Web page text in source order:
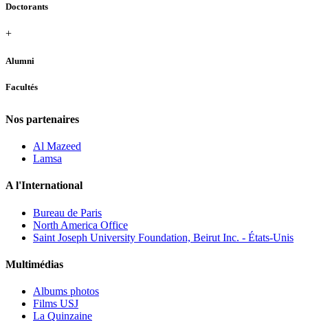
Doctorants
+
Alumni
Facultés
Nos partenaires
Al Mazeed
Lamsa
A l'International
Bureau de Paris
North America Office
Saint Joseph University Foundation, Beirut Inc. - États-Unis
Multimédias
Albums photos
Films USJ
La Quinzaine